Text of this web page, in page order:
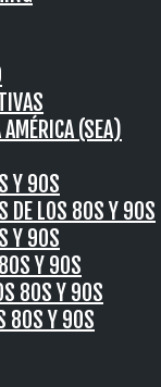
AMÉRICA (SEA)
Y 90S
DE LOS 80S Y 90S
Y 90S
80S Y 90S
80S Y 90S
80S Y 90S